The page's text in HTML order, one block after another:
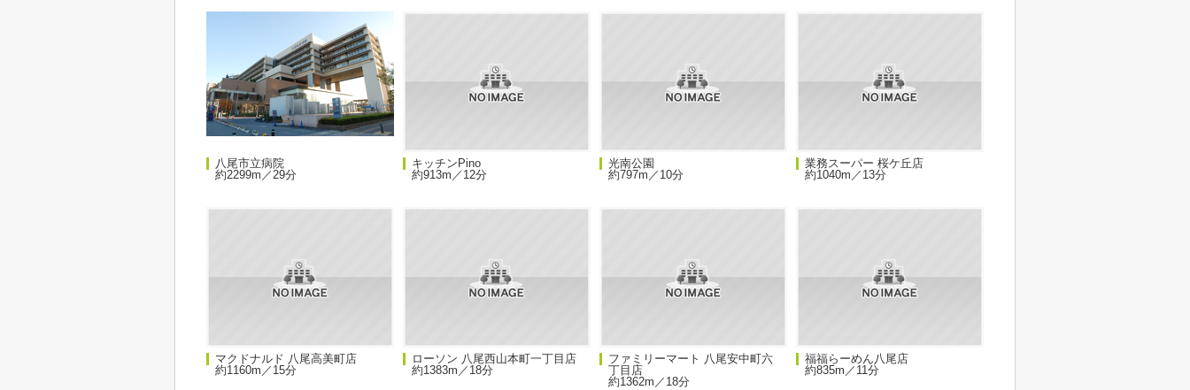
八尾市立病院
約2299m／29分
キッチンPino
約913m／12分
光南公園
約797m／10分
業務スーパー 桜ケ丘店
約1040m／13分
マクドナルド 八尾高美町店
約1160m／15分
ローソン 八尾西山本町一丁目店
約1383m／18分
ファミリーマート 八尾安中町六
丁目店
約1362m／18分
福福らーめん八尾店
約835m／11分